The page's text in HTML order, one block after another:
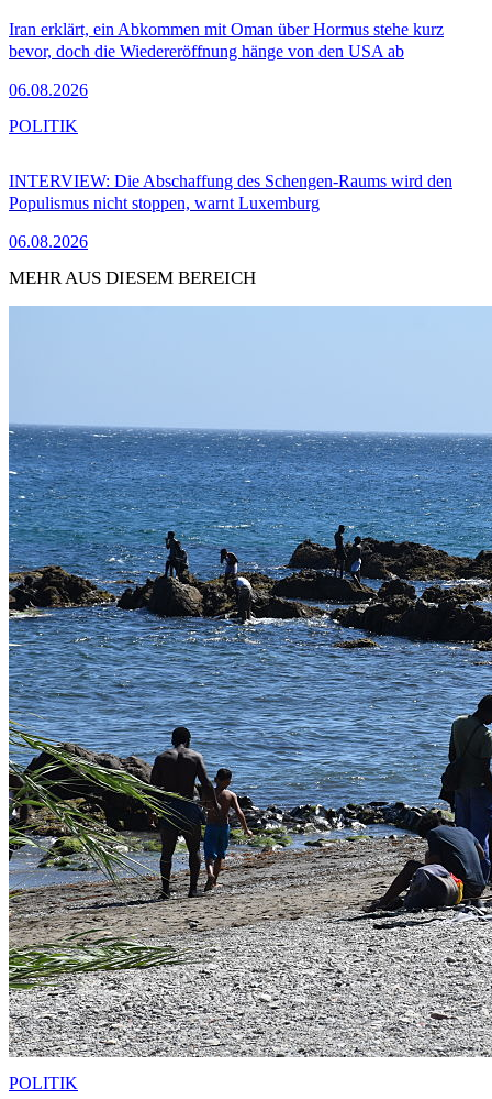
Iran erklärt, ein Abkommen mit Oman über Hormus stehe kurz
bevor, doch die Wiedereröffnung hänge von den USA ab
06.08.2026
INTERVIEW: Die Abschaffung des Schengen-Raums wird den
Populismus nicht stoppen, warnt Luxemburg
06.08.2026
POLITIK
MEHR AUS DIESEM BEREICH
POLITIK